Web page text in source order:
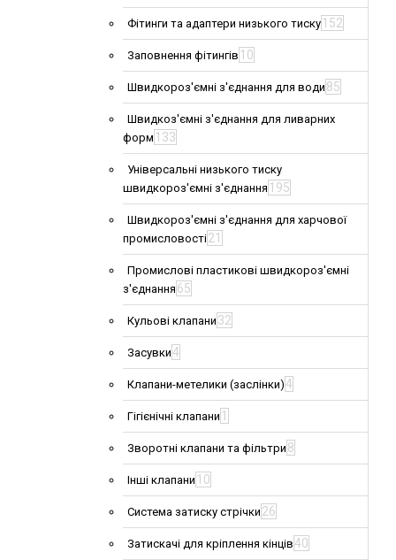
Фітинги та адаптери низького тиску 152
Заповнення фітингів 10
Швидкороз'ємні з'єднання для води 85
Швидкоз'ємні з'єднання для ливарних
форм 133
Універсальні низького тиску
швидкороз'ємні з'єднання 195
Швидкороз'ємні з'єднання для харчової
промисловості21
Промислові пластикові швидкороз'ємні
з'єднання 65
Кульові клапани 32
Засувки4
Клапани-метелики (заслінки)4
Гігієнічні клапани 1
Зворотні клапани та фільтри 8
Інші клапани 10
Система затиску стрічки 26
Затискачі для кріплення кінців40